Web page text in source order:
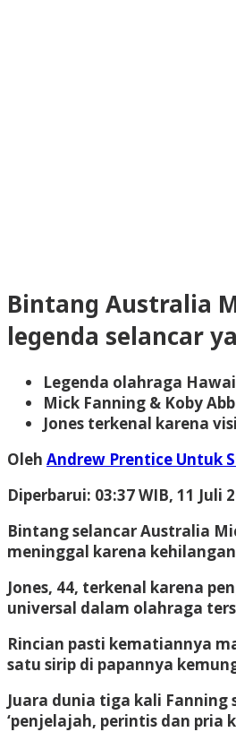
Bintang Australia
legenda selancar
Legenda olahraga
Mick Fanning & Koby
Jones terkenal karena
Oleh Andrew Prentice Untuk
Diperbarui: 03:37 WIB, 11 Juli
Bintang selancar Australia
meninggal karena
Jones, 44, terkenal karena
universal dalam olahraga
Rincian pasti kematiannya
satu sirip di papannya
Juara dunia tiga kali
‘penjelajah, perintis dan pria